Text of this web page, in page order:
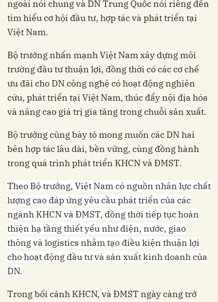
ngoài nói chung và DN Trung Quốc nói riêng đến
tìm hiểu cơ hội đầu tư, hợp tác và phát triển tại
Việt Nam.
Bộ trưởng nhấn mạnh Việt Nam xây dựng môi
trường đầu tư thuận lợi, đồng thời có các cơ chế
ưu đãi cho DN công nghệ có hoạt động nghiên
cứu, phát triển tại Việt Nam, thúc đẩy nội địa hóa
và nâng cao giá trị gia tăng trong chuỗi sản xuất.
Bộ trưởng cũng bày tỏ mong muốn các DN hai
bên hợp tác lâu dài, bền vững, cùng đồng hành
trong quá trình phát triển KHCN và ĐMST.
Theo Bộ trưởng, Việt Nam có nguồn nhân lực chất
lượng cao đáp ứng yêu cầu phát triển của các
ngành KHCN và ĐMST, đồng thời tiếp tục hoàn
thiện hạ tầng thiết yếu như điện, nước, giao
thông và logistics nhằm tạo điều kiện thuận lợi
cho hoạt động đầu tư và sản xuất kinh doanh của
DN.
Trong bối cảnh KHCN, và ĐMST ngày càng trở